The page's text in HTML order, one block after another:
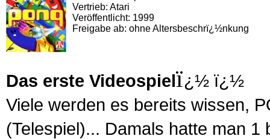
Vertrieb: Atari
Veröffentlicht: 1999
Freigabe ab: ohne Altersbeschrï¿½nkung
Das erste Videospielï¿½ ï¿½
Viele werden es bereits wissen,
(Telespiel)... Damals hatte man